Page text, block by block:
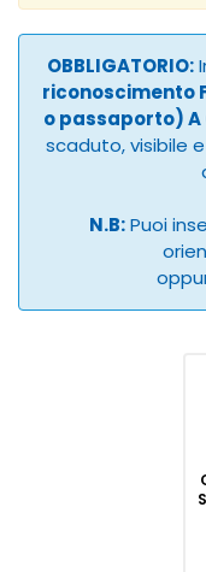
OBBLIGATORIO:
riconoscimento
o passaporto) A
scaduto, visibile
N.B:Puoi